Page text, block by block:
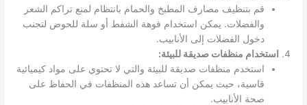
قم بتنظيف مصارف المطبخ والحمام بانتظام لمنع تراكم الشعر
والفضلات. يمكن استخدام فوهة الشفط أو سلة للحوض لتجنب
دخول الفضلات إلى الأنابيب.
استخدام منظفات صديقة للبيئة:
استخدم منظفات صديقة للبيئة والتي لا تحتوي على مواد كيميائية
قاسية، حيث يمكن أن تساعد هذه المنظفات في الحفاظ على
صحة الأنابيب.